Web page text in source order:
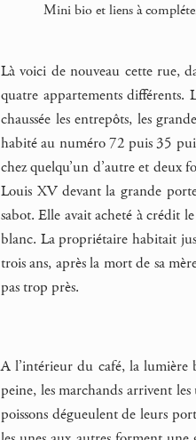
Mini bio et liens à
Là voici de nouveau cette rue,
quatre appartements différents.
chaussée les entrepôts, les
habité au numéro 72 puis 35
chez quelqu’un d’autre et deux
Louis XV devant la grande
sabot. Elle avait acheté à crédit
blanc. La propriétaire habitait
trois ans, après la mort de sa
pas trop près.
A l’intérieur du café, la lumière
peine, les marchands arrivent
poissons dégueulent de leurs